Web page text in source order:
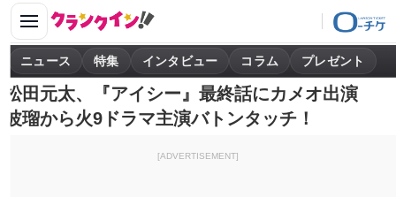
ニュース 特集 インタビュー コラム プレゼント
松田元太、『アイシー』最終話にカメオ出演
波瑠から火9ドラマ主演バトンタッチ！
[ADVERTISEMENT]